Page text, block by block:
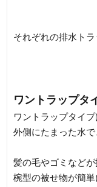
それぞれの排水ト
ワントラップタ
ワントラップタイ
外側にたまった水で
髪の毛やゴミなど
椀型の被せ物が簡